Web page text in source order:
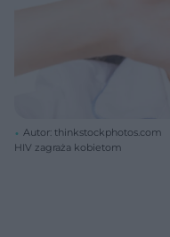
Autor: thinkstockphotos.com
HIV zagraża kobietom